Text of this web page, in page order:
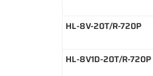
HL-8V-20T/R-720P
HL-8V1D-20T/R-720P